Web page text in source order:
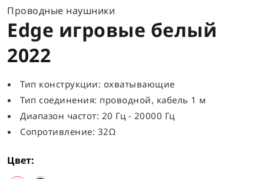
Проводные наушники
Edge игровые белый
2022
Тип конструкции: охватывающие
Тип соединения: проводной, кабель 1 м
Диапазон частот: 20 Гц - 20000 Гц
Сопротивление: 32Ω
Цвет